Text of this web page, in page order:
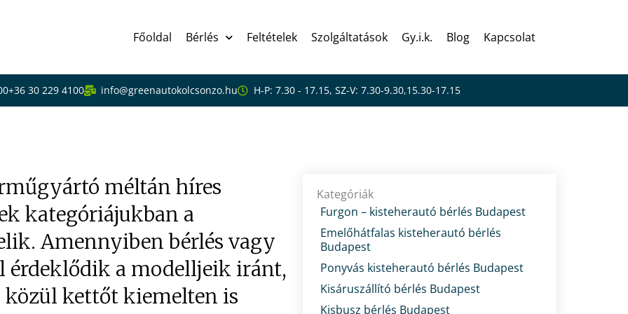
Főoldal Bérlés Feltételek Szolgáltatások Gy.i.k. Blog Kapcsolat
+36 30 229 4100 info@greenautokolcsonzo.hu H-P: 7.30 - 17.15, SZ-V: 7.30-9.30,15.30-17.15
méltán híres
kategóriájukban a
Amennyiben bérlés vagy
érdeklődik a modelljeik iránt,
kettőt kiemelten is
Kategóriák
Furgon – kisteherautó bérlés Budapest
Emelőhátfalas kisteherautó bérlés
Budapest
Ponyvás kisteherautó bérlés Budapest
Kisáruszállító bérlés Budapest
Kisbusz bérlés Budapest